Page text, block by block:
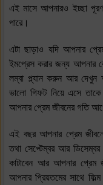
এই মাসে আপনারও ইচ্ছা
পারে।
এটা ছাড়াও যদি আপনার
ইমপ্রেস করার জন্য আপনার
লম্বা প্ল্যান করুন আর দেখুন
ভালো গিফট নিয়ে এসে
আপনার প্রেম জীবনের গতি
এই বছর আপনার প্রেম
তথা সেপ্টেম্বর আর
কাটাবেন আর আপনার প্রেম
আপনার প্রিয়তমের সাথে